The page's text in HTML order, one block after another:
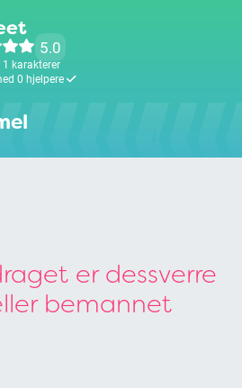
5.0
1 karakterer
0 hjelpere
er dessverre
bemannet